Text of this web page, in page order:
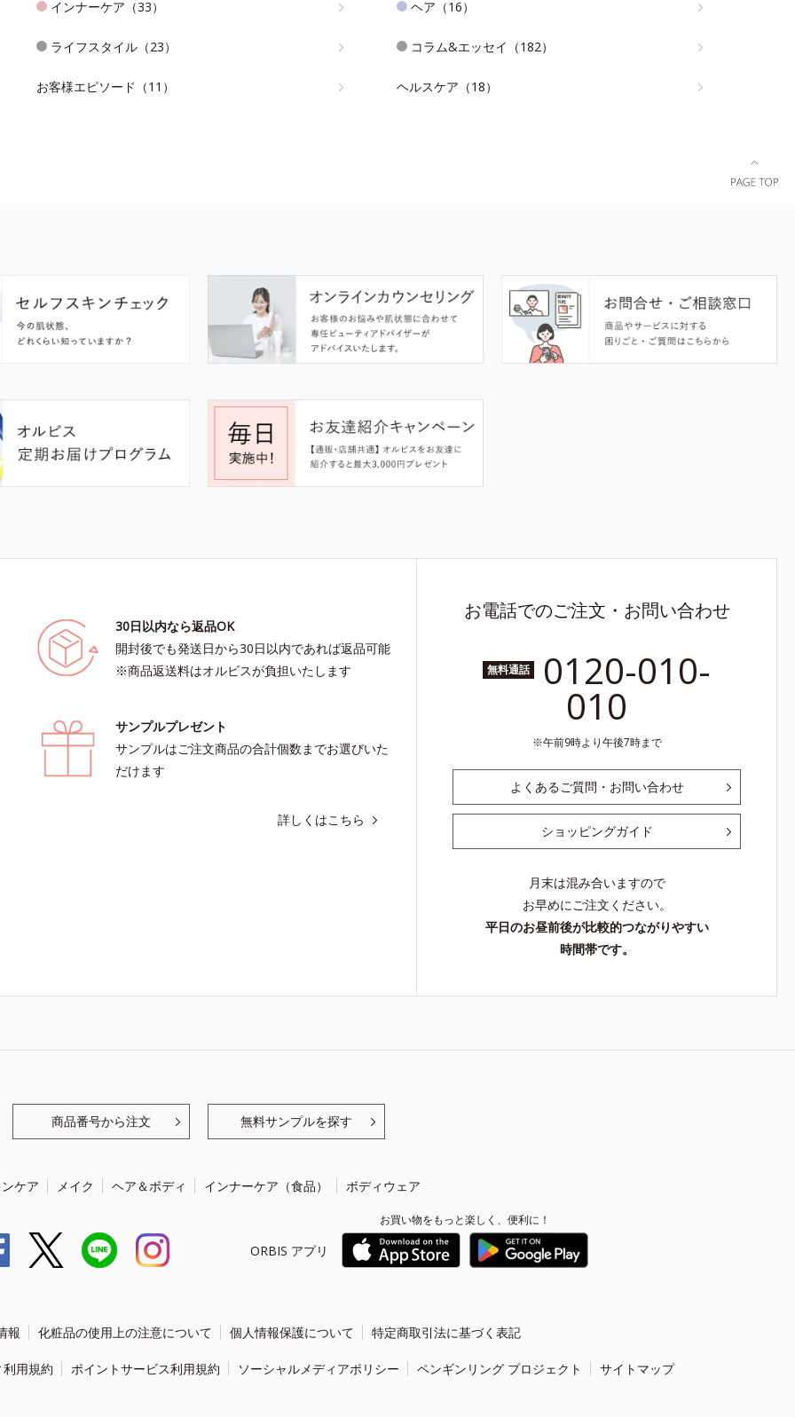
インナーケア（33） ヘア（16）
ライフスタイル（23） コラム&エッセイ（182）
お客様エピソード（11） ヘルスケア（18）
30日以内なら返品OK
開封後でも発送日から30日以内であれば返品可能
※商品返送料はオルビスが負担いたします
サンプルプレゼント
サンプルはご注文商品の合計個数までお選びいた
だけます
詳しくはこちら
お電話でのご注文・お問い合わせ
無料通話 0120-010-
010
午前9時より午後7時まで
よくあるご質問・お問い合わせ
ショッピングガイド
月末は混み合いますので
お早めにご注文ください。
平日のお昼前後が比較的つながりやすい
時間帯です。
商品番号から注文 無料サンプルを探す
ケア メイク ヘア＆ボディ インナーケア（食品） ボディウェア
ORBIS アプリ
お買い物をもっと楽しく、便利に！
報 化粧品の使用上の注意について 個人情報保護について 特定商取引法に基づく表記
用規約 ポイントサービス利用規約 ソーシャルメディアポリシー ペンギンリング プロジェクト サイトマップ